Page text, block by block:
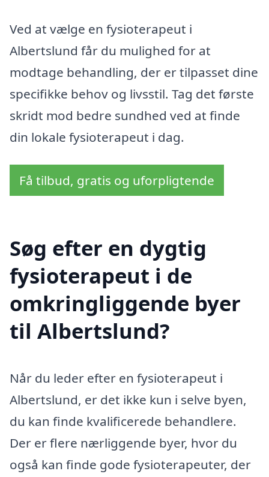
Ved at vælge en fysioterapeut i
Albertslund får du mulighed for at
modtage behandling, der er tilpasset dine
specifikke behov og livsstil. Tag det første
skridt mod bedre sundhed ved at finde
din lokale fysioterapeut i dag.
Få tilbud, gratis og uforpligtende
Søg efter en dygtig
fysioterapeut i de
omkringliggende byer
til Albertslund?
Når du leder efter en fysioterapeut i
Albertslund, er det ikke kun i selve byen,
du kan finde kvalificerede behandlere.
Der er flere nærliggende byer, hvor du
også kan finde gode fysioterapeuter, der